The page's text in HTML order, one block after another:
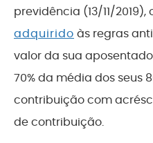
previdência (13/11/
adquirido às regras
valor da sua
70% da média dos seus
contribuição com
de contribuição.